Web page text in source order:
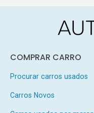
COMPRAR CARRO
Procurar carros usados
Carros Novos